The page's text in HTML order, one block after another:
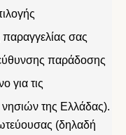
παραγγελίας σας
παράδοσης
για τις
της Ελλάδας).
(δηλαδή